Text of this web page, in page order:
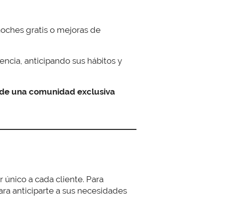
gratis o mejoras de
anticipando sus hábitos y
una comunidad exclusiva
único a cada cliente. Para
anticiparte a sus necesidades